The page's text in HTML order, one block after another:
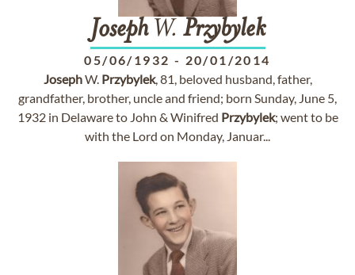
JosephW. Przybylek
05/06/1932 - 20/01/2014
JosephW. Przybylek, 81, beloved husband, father,
grandfather, brother, uncle and friend; born Sunday, June 5,
1932 in Delaware to John & Winifred Przybylek; went to be
with the Lord on Monday, Januar...